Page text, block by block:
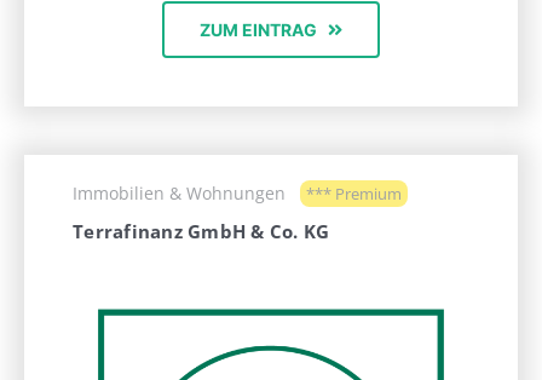
ZUM EINTRAG
Immobilien & Wohnungen *** Premium
Terrafinanz GmbH & Co. KG